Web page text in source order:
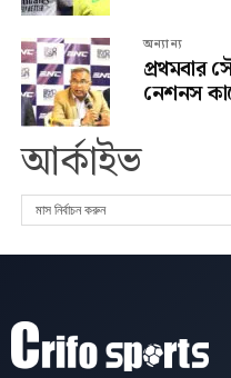
অন্যান্য
প্রথমবার
নেশনস
আর্কাইভ